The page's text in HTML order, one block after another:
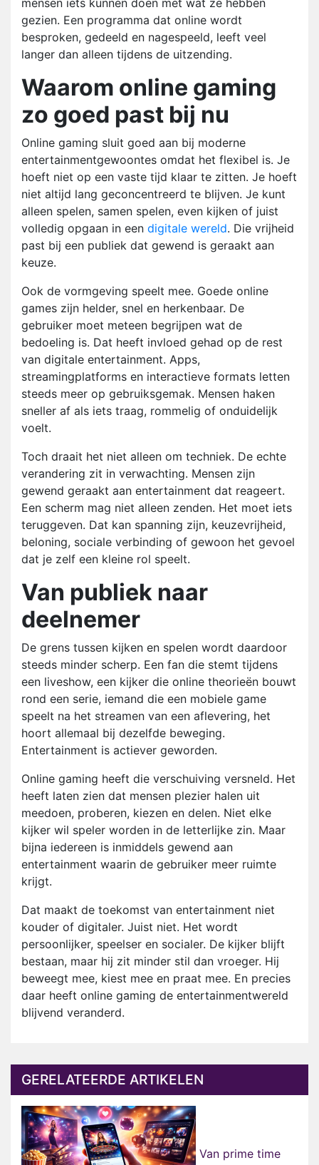
mensen iets kunnen doen met wat ze hebben
gezien. Een programma dat online wordt
besproken, gedeeld en nagespeeld, leeft veel
langer dan alleen tijdens de uitzending.
Waarom online gaming
zo goed past bij nu
Online gaming sluit goed aan bij moderne
entertainmentgewoontes omdat het flexibel is. Je
hoeft niet op een vaste tijd klaar te zitten. Je hoeft
niet altijd lang geconcentreerd te blijven. Je kunt
alleen spelen, samen spelen, even kijken of juist
volledig opgaan in een digitale wereld. Die vrijheid
past bij een publiek dat gewend is geraakt aan
keuze.
Ook de vormgeving speelt mee. Goede online
games zijn helder, snel en herkenbaar. De
gebruiker moet meteen begrijpen wat de
bedoeling is. Dat heeft invloed gehad op de rest
van digitale entertainment. Apps,
streamingplatforms en interactieve formats letten
steeds meer op gebruiksgemak. Mensen haken
sneller af als iets traag, rommelig of onduidelijk
voelt.
Toch draait het niet alleen om techniek. De echte
verandering zit in verwachting. Mensen zijn
gewend geraakt aan entertainment dat reageert.
Een scherm mag niet alleen zenden. Het moet iets
teruggeven. Dat kan spanning zijn, keuzevrijheid,
beloning, sociale verbinding of gewoon het gevoel
dat je zelf een kleine rol speelt.
Van publiek naar
deelnemer
De grens tussen kijken en spelen wordt daardoor
steeds minder scherp. Een fan die stemt tijdens
een liveshow, een kijker die online theorieën bouwt
rond een serie, iemand die een mobiele game
speelt na het streamen van een aflevering, het
hoort allemaal bij dezelfde beweging.
Entertainment is actiever geworden.
Online gaming heeft die verschuiving versneld. Het
heeft laten zien dat mensen plezier halen uit
meedoen, proberen, kiezen en delen. Niet elke
kijker wil speler worden in de letterlijke zin. Maar
bijna iedereen is inmiddels gewend aan
entertainment waarin de gebruiker meer ruimte
krijgt.
Dat maakt de toekomst van entertainment niet
kouder of digitaler. Juist niet. Het wordt
persoonlijker, speelser en socialer. De kijker blijft
bestaan, maar hij zit minder stil dan vroeger. Hij
beweegt mee, kiest mee en praat mee. En precies
daar heeft online gaming de entertainmentwereld
blijvend veranderd.
GERELATEERDE ARTIKELEN
Van prime time